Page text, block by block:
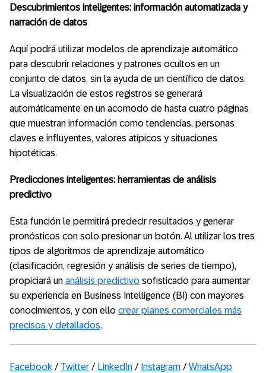
Descubrimientos inteligentes: información automatizada y
narración de datos
Aquí podrá utilizar modelos de aprendizaje automático
para descubrir relaciones y patrones ocultos en un
conjunto de datos, sin la ayuda de un científico de datos.
La visualización de estos registros se generará
automáticamente en un acomodo de hasta cuatro páginas
que muestran información como tendencias, personas
claves e influyentes, valores atípicos y situaciones
hipotéticas.
Predicciones inteligentes: herramientas de análisis
predictivo
Esta función le permitirá predecir resultados y generar
pronósticos con solo presionar un botón. Al utilizar los tres
tipos de algoritmos de aprendizaje automático
(clasificación, regresión y análisis de series de tiempo),
propiciará un análisis predictivo sofisticado para aumentar
su experiencia en Business Intelligence (BI) con mayores
conocimientos, y con ello crear planes comerciales más
precisos y detallados.
Facebook / Twitter / LinkedIn / Instagram / WhatsApp